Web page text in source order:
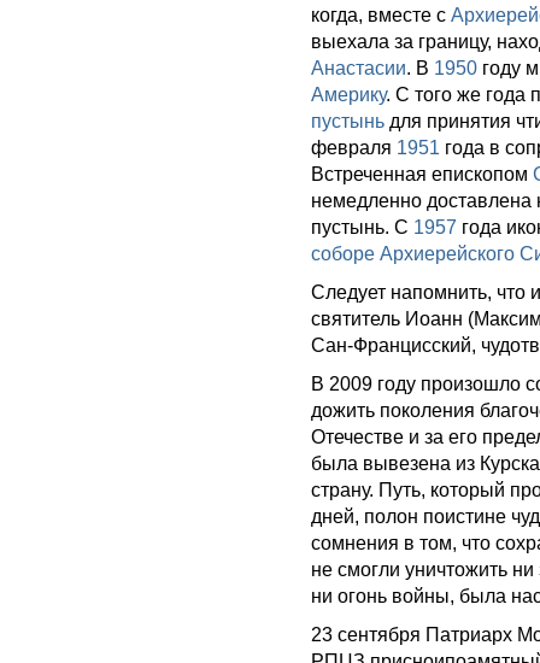
когда, вместе с
выехала за границу,
Анастасии. В 1950 году
Америку. С того же года
пустынь для принятия
февраля 1951 года в
Встреченная епископом
немедленно
пустынь. С 1957 года
соборе Архиерейского
Следует напомнить, что
святитель Иоанн
Сан-Францисский,
В 2009 году произошло
дожить поколения
Отечестве и за его
была вывезена из
страну. Путь, который
дней, полон поистине
сомнения в том, что
не смогли уничтожить
ни огонь войны, была
23 сентября Патриарх